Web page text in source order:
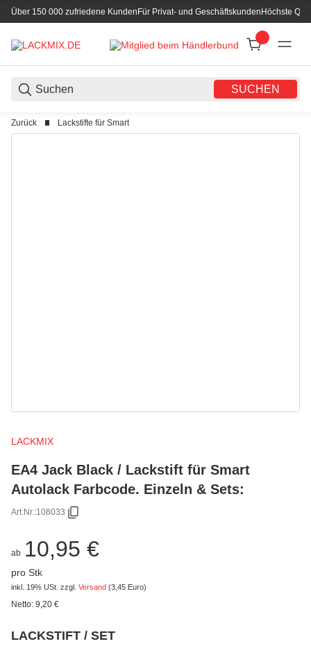
Über 150 000 zufriedene KundenFür Privat- und GeschäftskundenHöchste
SUCHEN
Zurück Lackstifte für Smart
LACKMIX
EA4 Jack Black / Lackstift für Smart
Autolack Farbcode. Einzeln & Sets:
Art.Nr.:108033
ab 10,95 €
pro Stk
inkl. 19% USt. zzgl. Versand (3,45 Euro)
Netto: 9,20 €
LACKSTIFT / SET